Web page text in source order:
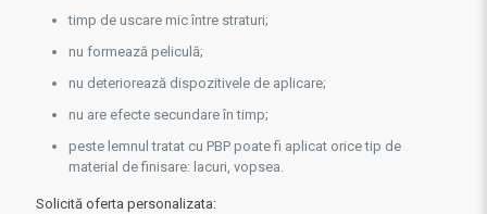
timp de uscare mic între straturi;
nu formează peliculă;
nu deteriorează dispozitivele de aplicare;
nu are efecte secundare în timp;
peste lemnul tratat cu PBP poate fi aplicat orice tip de
material de finisare: lacuri, vopsea.
Solicită oferta personalizata: